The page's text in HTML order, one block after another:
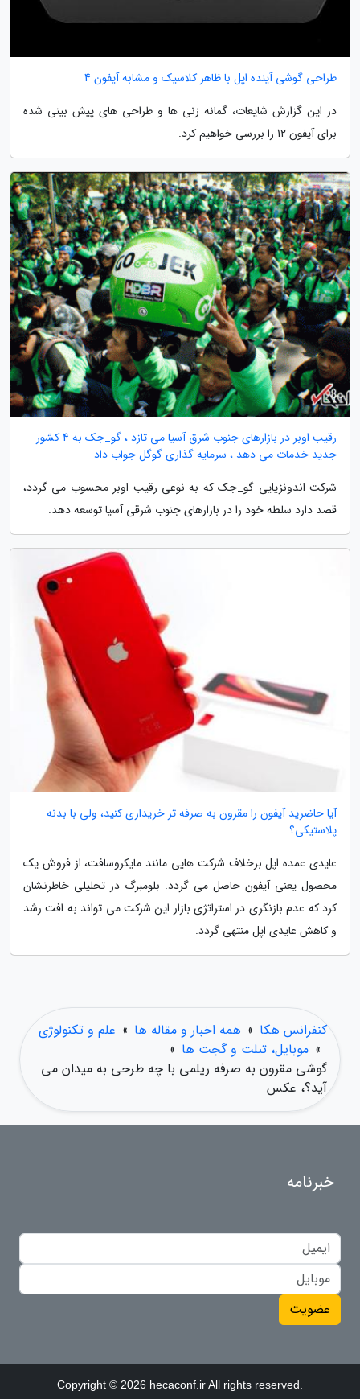
طراحی گوشی آینده اپل با ظاهر کلاسیک و مشابه آیفون 4
در این گزارش شایعات، گمانه زنی ها و طراحی های پیش بینی شده
برای آیفون 12 را بررسی خواهیم کرد.
رقیب اوبر در بازارهای جنوب شرق آسیا می تازد ، گو_جک به 4 کشور
جدید خدمات می دهد ، سرمایه گذاری گوگل جواب داد
شرکت اندونزیایی گو_جک که به نوعی رقیب اوبر محسوب می گردد،
قصد دارد سلطه خود را در بازارهای جنوب شرقی آسیا توسعه دهد.
آیا حاضرید آیفون را مقرون به صرفه تر خریداری کنید، ولی با بدنه
پلاستیکی؟
عایدی عمده اپل برخلاف شرکت هایی مانند مایکروسافت، از فروش یک
محصول یعنی آیفون حاصل می گردد. بلومبرگ در تحلیلی خاطرنشان
کرد که عدم بازنگری در استراتژی بازار این شرکت می تواند به افت رشد
و کاهش عایدی اپل منتهی گردد.
کنفرانس هکا » همه اخبار و مقاله ها » علم و تکنولوژی
» موبایل، تبلت و گجت ها »
گوشی مقرون به صرفه ریلمی با چه طرحی به میدان می
آید؟، عکس
خبرنامه
عضویت
Copyright © 2026 hecaconf.ir All rights reserved.